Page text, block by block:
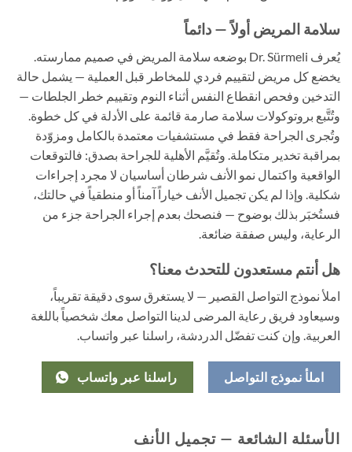
سلامة المريض أولاً — دائماً
يُعرف Dr. Sürmeli بوضعه سلامة المريض في صميم ممارسته.
يخضع كل مريض لتقييم فردي للمخاطر قبل العملية — يشمل حالة
التدخين وفحص انقطاع النفس أثناء النوم وتقييم خطر الجلطات —
وتُتَّبع بروتوكولات سلامة صارمة قائمة على الأدلة في كل خطوة.
وتُجرى الجراحة فقط في مستشفيات معتمدة بالكامل ومزوّدة
بمراقبة تخدير متكاملة. وتُقيَّم الأهلية للجراحة بصدق: فالتوقعات
الواقعية واكتمال نمو الأنف شرطان أساسيان لا مجرد إجراءات
شكلية. وإذا لم يكن تجميل الأنف خياراً آمناً أو منطقياً في حالتك،
فستُخبَر بذلك بوضوح — فنصحك بعدم إجراء الجراحة جزء من
الرعاية، وليس صفقة ضائعة.
هل أنتم مستعدون للتحدث معنا؟
املأ نموذج التواصل القصير — لا يستغرق سوى دقيقة تقريباً،
وسيعاود فريق رعاية المرضى لدينا التواصل معك شخصياً باللغة
العربية. وإن كنت تفضّل الدردشة، راسلنا عبر واتساب.
املأ نموذج التواصل راسلنا عبر واتساب
الأسئلة الشائعة — تجميل الأنف